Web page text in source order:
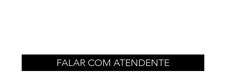
FALAR COM ATENDENTE